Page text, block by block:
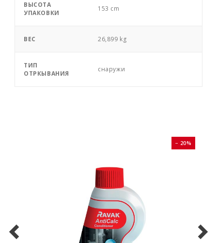
ВЫСОТА
УПАКОВКИ
153 cm
ВЕС 26,899 kg
ТИП
ОТРКЫВАНИЯ
снаружи
− 20%